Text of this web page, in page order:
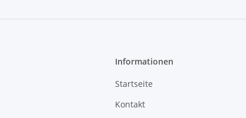
Informationen
Startseite
Kontakt